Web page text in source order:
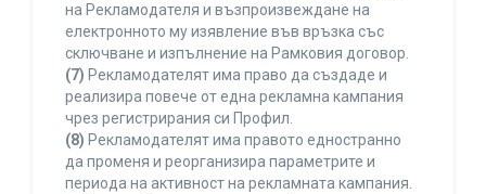
на Рекламодателя и възпроизвеждане на
електронното му изявление във връзка със
сключване и изпълнение на Рамковия договор.
(7) Рекламодателят има право да създаде и
реализира повече от една рекламна кампания
чрез регистрирания си Профил.
(8) Рекламодателят има правото едностранно
да променя и реорганизира параметрите и
периода на активност на рекламната кампания.